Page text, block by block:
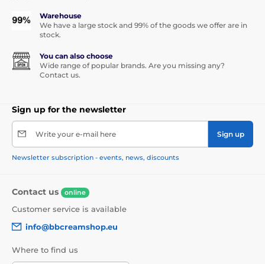
Warehouse
We have a large stock and 99% of the goods we offer are in
stock.
You can also choose
Wide range of popular brands. Are you missing any?
Contact us.
Sign up for the newsletter
Write your e-mail here Sign up
Newsletter subscription - events, news, discounts
Contact us online
Customer service is available
info@bbcreamshop.eu
Where to find us